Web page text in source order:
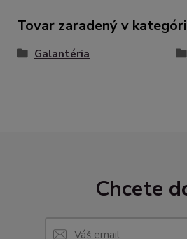
Tovar zaradený v
Galantéria
Chcete